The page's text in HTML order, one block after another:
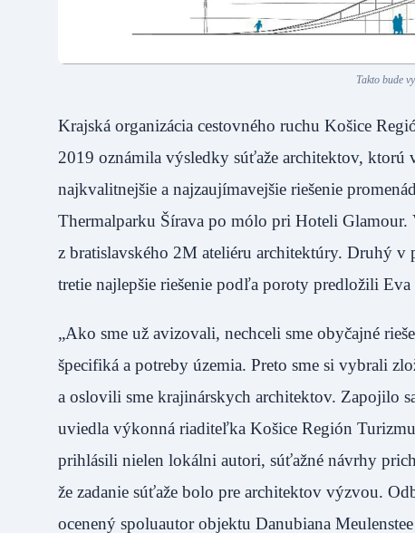
Takto bude
Krajská organizácia cestovného ruchu Košice
2019 oznámila výsledky súťaže architektov,
najkvalitnejšie a najzaujímavejšie riešenie
Thermalparku Šírava po mólo pri Hoteli Glamour.
z bratislavského 2M ateliéru architektúry. Druhý
tretie najlepšie riešenie podľa poroty predložili Eva
„Ako sme už avizovali, nechceli sme obyčajné
špecifiká a potreby územia. Preto sme si vybrali
a oslovili sme krajinárskych architektov. Zapojilo
uviedla výkonná riaditeľka Košice Región
prihlásili nielen lokálni autori, súťažné návrhy
že zadanie súťaže bolo pre architektov výzvou.
ocenený spoluautor objektu Danubiana